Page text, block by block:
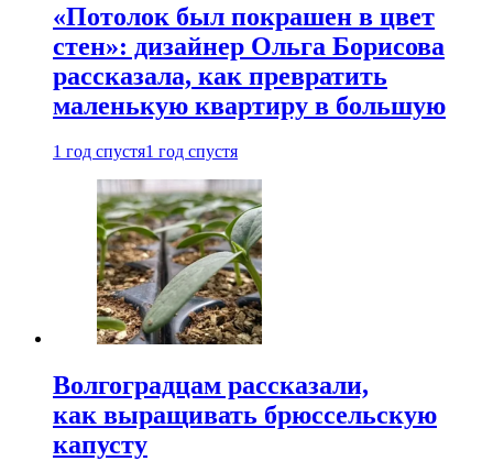
«Потолок был покрашен в цвет
стен»: дизайнер Ольга Борисова
рассказала, как превратить
маленькую квартиру в большую
1 год спустя1 год спустя
Волгоградцам рассказали,
как выращивать брюссельскую
капусту